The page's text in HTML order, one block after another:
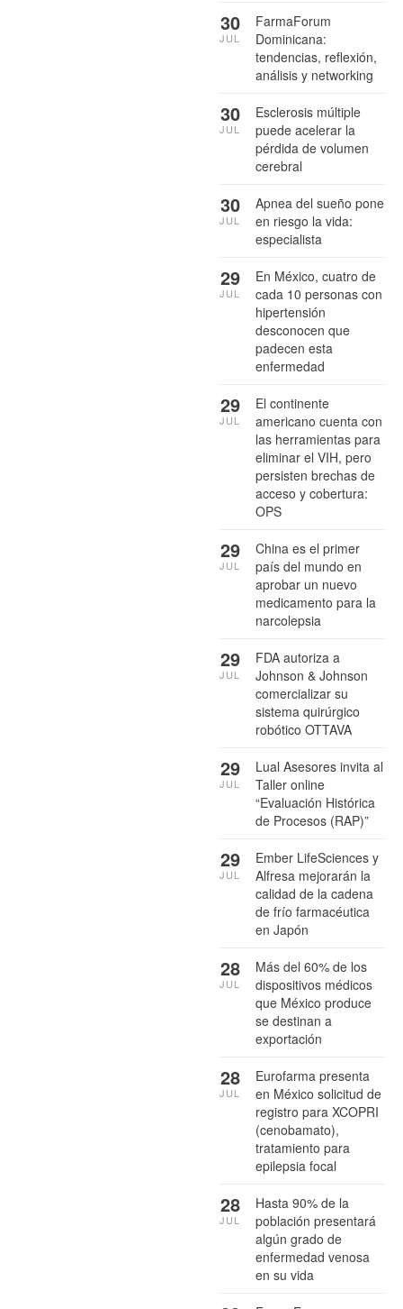
FarmaForum
Dominicana:
tendencias, reflexión,
análisis y networking
30
JUL
Esclerosis múltiple
puede acelerar la
pérdida de volumen
cerebral
30
JUL
Apnea del sueño pone
en riesgo la vida:
especialista
30
JUL
En México, cuatro de
cada 10 personas con
hipertensión
desconocen que
padecen esta
enfermedad
29
JUL
El continente
americano cuenta con
las herramientas para
eliminar el VIH, pero
persisten brechas de
acceso y cobertura:
OPS
29
JUL
China es el primer
país del mundo en
aprobar un nuevo
medicamento para la
narcolepsia
29
JUL
FDA autoriza a
Johnson & Johnson
comercializar su
sistema quirúrgico
robótico OTTAVA
29
JUL
Lual Asesores invita al
Taller online
“Evaluación Histórica
de Procesos (RAP)”
29
JUL
Ember LifeSciences y
Alfresa mejorarán la
calidad de la cadena
de frío farmacéutica
en Japón
29
JUL
Más del 60% de los
dispositivos médicos
que México produce
se destinan a
exportación
28
JUL
Eurofarma presenta
en México solicitud de
registro para XCOPRI
(cenobamato),
tratamiento para
epilepsia focal
28
JUL
Hasta 90% de la
población presentará
algún grado de
enfermedad venosa
en su vida
28
JUL